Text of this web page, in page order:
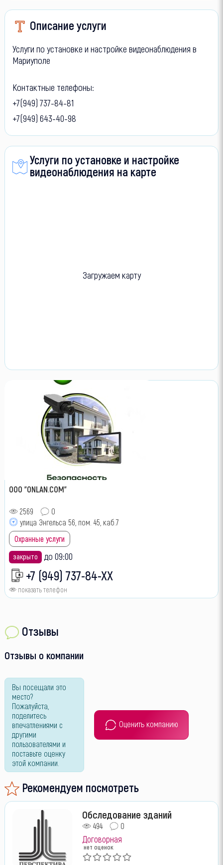
Описание услуги
Услуги по установке и настройке видеонаблюдения в
Мариуполе
Контактные телефоны:
+7(949) 737-84-81
+7(949) 643-40-98
Услуги по установке и настройке
видеонаблюдения на карте
Загружаем карту
ООО "ONLAN.COM"
2569
0
улица Энгельса 56, пом. 45, каб.7
Охранные услуги
закрыто до 09:00
+7 (949) 737-84-XX
показать телефон
Отзывы
Отзывы о компании
Вы посещали это
место?
Пожалуйста,
поделитесь
впечатлениями с
другими
пользователями и
поставьте оценку
этой компании.
Оценить компанию
Рекомендуем посмотреть
Обследование зданий
494 0
Договорная
нет оценок